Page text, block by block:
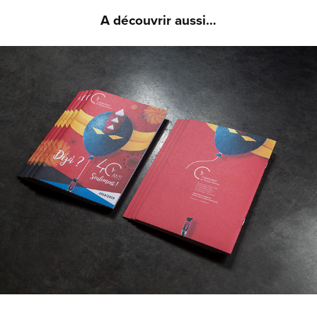
A découvrir aussi…
COMPAGNIE DE L'OISEAU-MOUCHE - IDENTITÉ
VISUELLE